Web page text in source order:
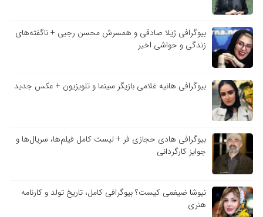
بیوگرافی ژیلا صادقی و همسرش محسن رجبی + ناگفته‌های
زندگی و حواشی اخیر
بیوگرافی هانیه غلامی بازیگر سینما و تلویزیون + عکس جدید
بیوگرافی هادی حجازی فر + لیست کامل فیلم‌ها، سریال‌ها و
جوایز کارگردانی
نیوشا ضیغمی کیست؟ بیوگرافی کامل، تاریخ تولد و کارنامه
هنری